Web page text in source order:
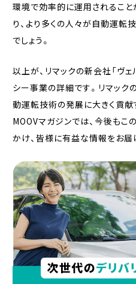
環境で効率的に運用されること
り、より多くの人々が自動運転
でしょう。
以上が、リマックの新会社「ヴ
シー事業の詳細です。リマック
動運転技術の発展に大きく貢献
MOOVマガジンでは、今後もこ
かけ、皆様に有益な情報をお届